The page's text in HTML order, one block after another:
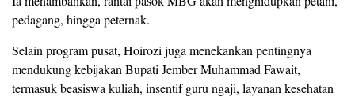
pedagang, hingga peternak.
Selain program pusat, Hoirozi juga menekankan pentingnya
mendukung kebijakan Bupati Jember Muhammad Fawait,
termasuk beasiswa kuliah, insentif guru ngaji, layanan kesehatan